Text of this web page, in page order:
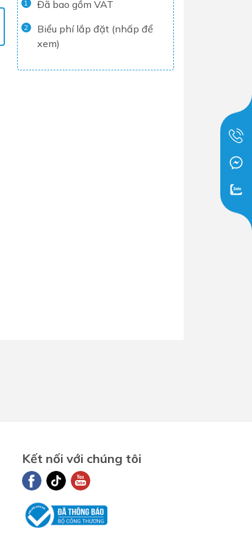
Tủ lạnh
Máy rửa chén
Nồi chiên không dầu
1 Đã bao gồm VAT
2
Biểu phí lắp đặt (nhấp để
xem)
Kết nối với chúng tôi